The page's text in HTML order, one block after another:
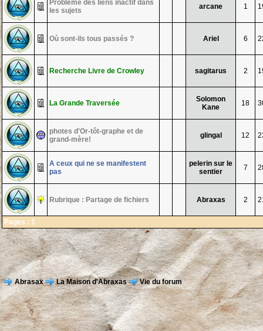
Problème des liens inactif dans
les sujets
arcane 1
Où sont-ils tous passés ? Ariel 6
Recherche Livre de Crowley sagitarus 2
La Grande Traversée
Solomon
Kane
18
photes d'Or-tôt-graphe et de
grand-mère!
glingal 12
A ceux qui ne se manifestent
pas
pelerin sur le
sentier
7
Rubrique : Partage de fichiers Abraxas 2
Pages : 1
Abrasax La Maison d'Abraxas Vie du forum